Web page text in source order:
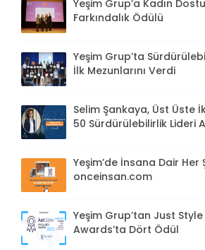
Yeşim Grup’a Kadın
Farkındalık Ödülü
Yeşim Grup’ta
İlk Mezunlarını Verdi
Selim Şankaya, Üst Üste
50 Sürdürülebilirlik Lideri
Yeşim’de İnsana Dair Her
onceinsan.com
Yeşim Grup’tan Just
Awards’ta Dört Ödül